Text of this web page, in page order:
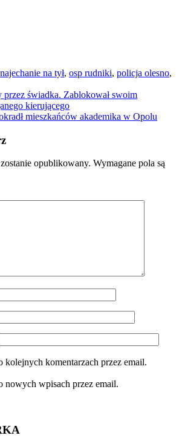
najechanie na tył, osp rudniki, policja olesno,
świadka. Zablokował swoim
kierującego
mieszkańców akademika w Opolu
opublikowany. Wymagane pola są
kolejnych komentarzach przez email.
nowych wpisach przez email.